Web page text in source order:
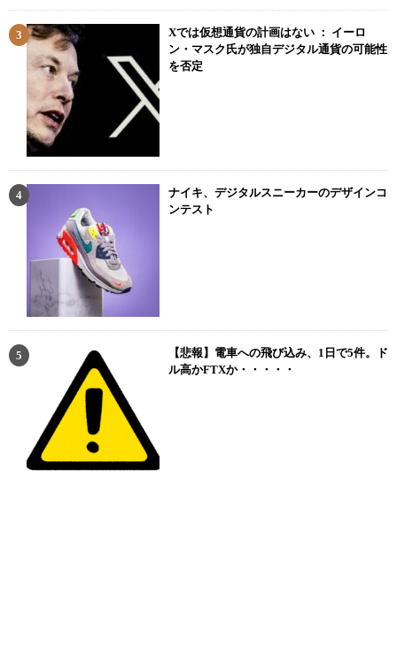
Xでは仮想通貨の計画はない ： イーロ
ン・マスク氏が独自デジタル通貨の可能性
を否定
ナイキ、デジタルスニーカーのデザインコ
ンテスト
【悲報】電車への飛び込み、1日で5件。ド
ル高かFTXか・・・・・